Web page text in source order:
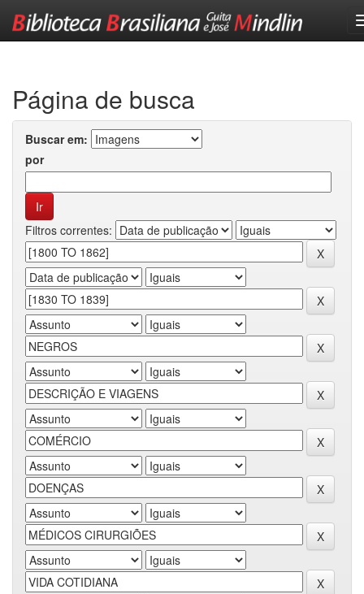
Página de busca
Buscar em:
por
Filtros correntes: